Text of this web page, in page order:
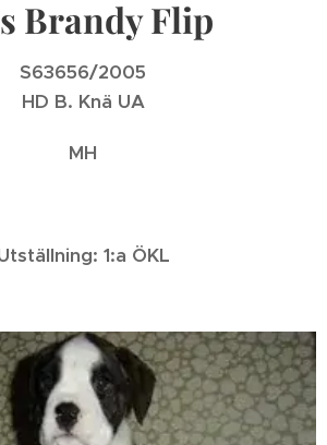
Brandy Flip
S63656/2005
HD B. Knä UA
MH
1:a ÖKL